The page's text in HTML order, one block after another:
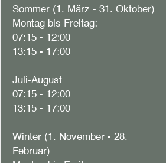
Sommer (1. März - 31. Oktober)
Montag bis Freitag:
07:15 - 12:00
13:15 - 17:00
Juli-August
07:15 - 12:00
13:15 - 17:00
Winter (1. November - 28.
Februar)